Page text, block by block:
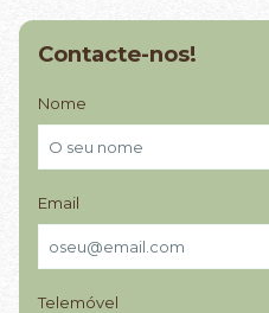
Contacte-nos!
Nome
Email
Telemóvel